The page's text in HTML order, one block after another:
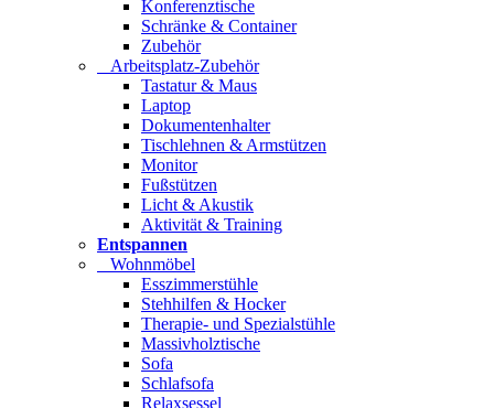
Konferenztische
Schränke & Container
Zubehör
Arbeitsplatz-Zubehör
Tastatur & Maus
Laptop
Dokumentenhalter
Tischlehnen & Armstützen
Monitor
Fußstützen
Licht & Akustik
Aktivität & Training
Entspannen
Wohnmöbel
Esszimmerstühle
Stehhilfen & Hocker
Therapie- und Spezialstühle
Massivholztische
Sofa
Schlafsofa
Relaxsessel